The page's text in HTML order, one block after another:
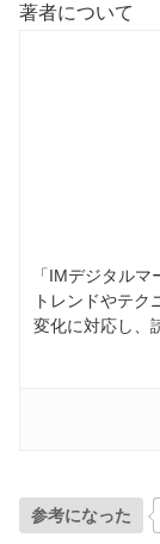
著者について
「IMデジタル
トレンドやテ
変化に対応し、
参考になった